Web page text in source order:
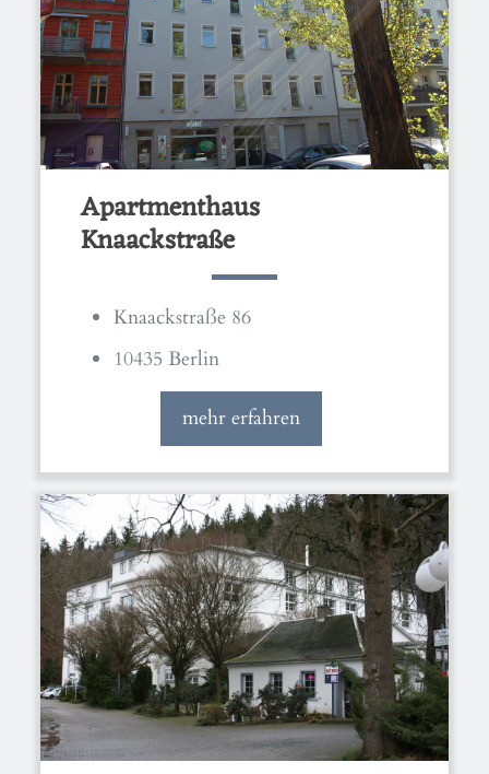
Apartmenthaus
Knaackstraße
Knaackstraße 86
10435 Berlin
mehr erfahren